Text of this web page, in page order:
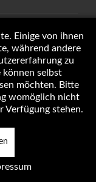
Rechte vorbehalten.
Einige von ihnen
während andere
zu
können selbst
möchten. Bitte
womöglich nicht
Verfügung stehen.